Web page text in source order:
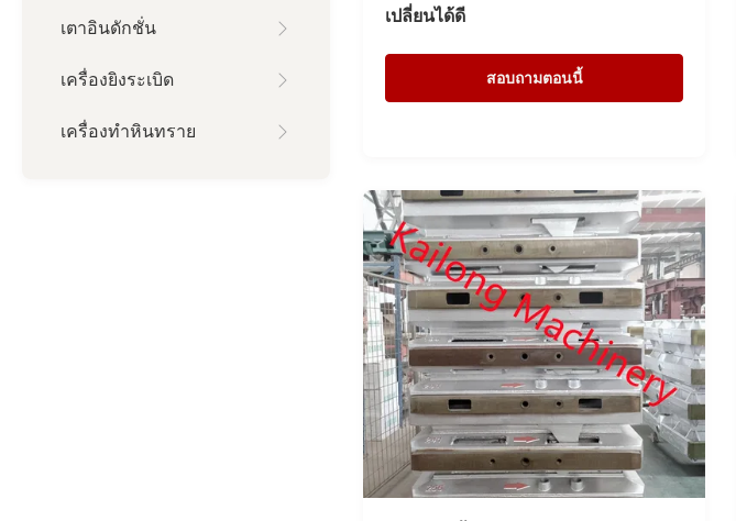
เตาอินดักชั่น
เครื่องยิงระเบิด
เครื่องทําหินทราย
เปลี่ยนได้ดี
สอบถามตอนนี้